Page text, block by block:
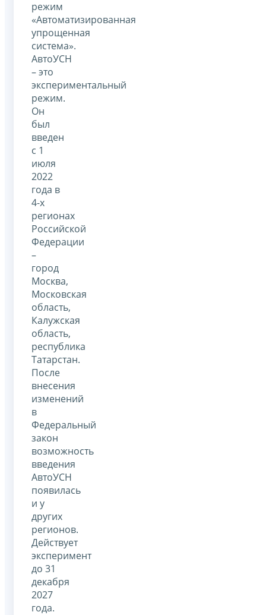
режим
«Автоматизированная
упрощенная
система».
АвтоУСН
– это
экспериментальный
режим.
Он
был
введен
с 1
июля
2022
года в
4-х
регионах
Российской
Федерации
–
город
Москва,
Московская
область,
Калужская
область,
республика
Татарстан.
После
внесения
изменений
в
Федеральный
закон
возможность
введения
АвтоУСН
появилась
и у
других
регионов.
Действует
эксперимент
до 31
декабря
2027
года.